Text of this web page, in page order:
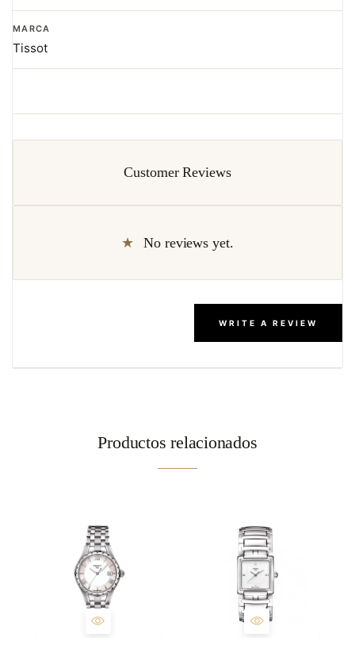
MARCA
Tissot
Customer Reviews
No reviews yet.
WRITE A REVIEW
Productos relacionados